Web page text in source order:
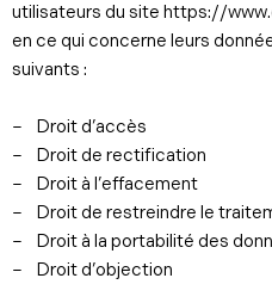
utilisateurs du site https://
en ce qui concerne leurs
suivants :
– Droit d’accès
– Droit de rectification
– Droit à l’effacement
– Droit de restreindre le
– Droit à la portabilité des
– Droit d’objection